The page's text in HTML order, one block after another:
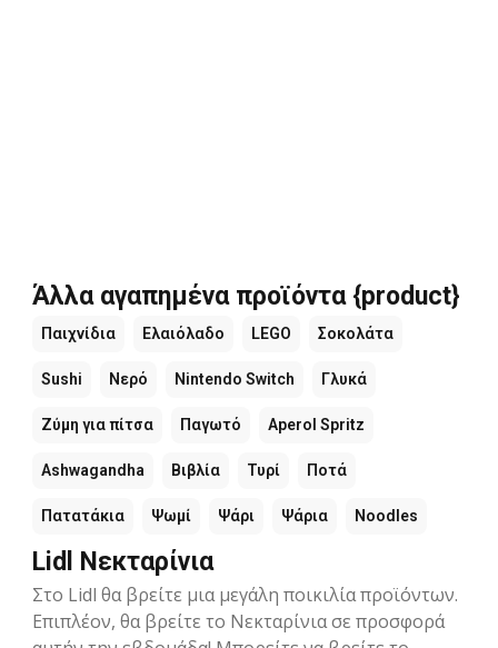
Άλλα αγαπημένα προϊόντα {product}
Παιχνίδια Ελαιόλαδο LEGO Σοκολάτα
Sushi Νερό Nintendo Switch Γλυκά
Ζύμη για πίτσα Παγωτό Aperol Spritz
Ashwagandha Βιβλία Τυρί Ποτά
Πατατάκια Ψωμί Ψάρι Ψάρια Noodles
Lidl Νεκταρίνια
Στο Lidl θα βρείτε μια μεγάλη ποικιλία προϊόντων.
Επιπλέον, θα βρείτε το Νεκταρίνια σε προσφορά